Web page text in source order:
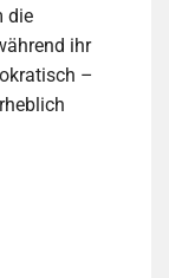
die
ihr
–